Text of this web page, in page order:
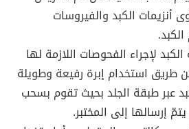
الكبد والفيروسات
لإجراء الفحوصات اللازمة لها
طريق استخدام إبرة رفيعة وطويلة
عبر طبقة الجلد بحيث تقوم بسحب
إرسالها إلى المختبر.